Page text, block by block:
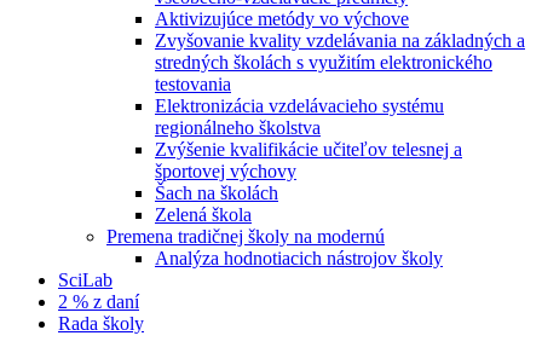
Aktivizujúce metódy vo výchove
Zvyšovanie kvality vzdelávania na základných a
stredných školách s využitím elektronického
testovania
Elektronizácia vzdelávacieho systému
regionálneho školstva
Zvýšenie kvalifikácie učiteľov telesnej a
športovej výchovy
Šach na školách
Zelená škola
Premena tradičnej školy na modernú
Analýza hodnotiacich nástrojov školy
SciLab
2 % z daní
Rada školy